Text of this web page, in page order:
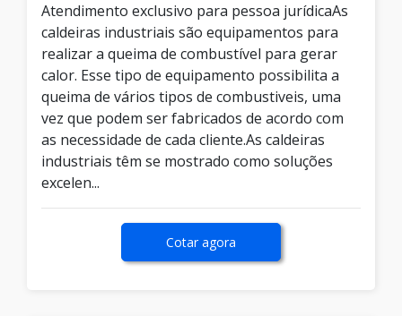
Atendimento exclusivo para pessoa jurídicaAs
caldeiras industriais são equipamentos para
realizar a queima de combustível para gerar
calor. Esse tipo de equipamento possibilita a
queima de vários tipos de combustiveis, uma
vez que podem ser fabricados de acordo com
as necessidade de cada cliente.As caldeiras
industriais têm se mostrado como soluções
excelen...
Cotar agora